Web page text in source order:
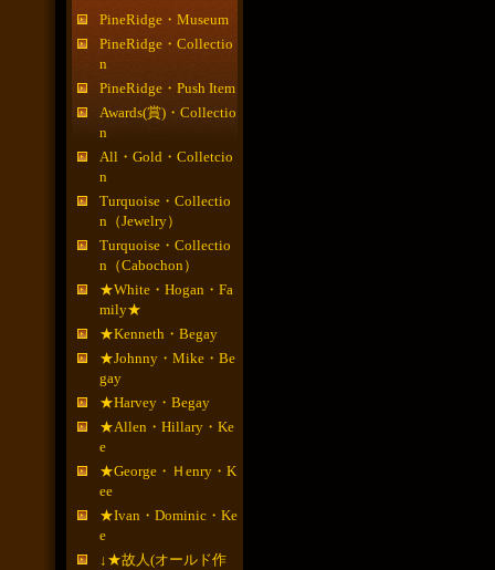
PineRidge・Museum
PineRidge・Collectio
n
PineRidge・Push Item
Awards(賞)・Collectio
n
All・Gold・Colletcio
n
Turquoise・Collectio
n（Jewelry）
Turquoise・Collectio
n（Cabochon）
★White・Hogan・Fa
mily★
★Kenneth・Begay
★Johnny・Mike・Be
gay
★Harvey・Begay
★Allen・Hillary・Ke
e
★George・Ｈenry・K
ee
★Ivan・Dominic・Ke
e
↓★故人(オールド作